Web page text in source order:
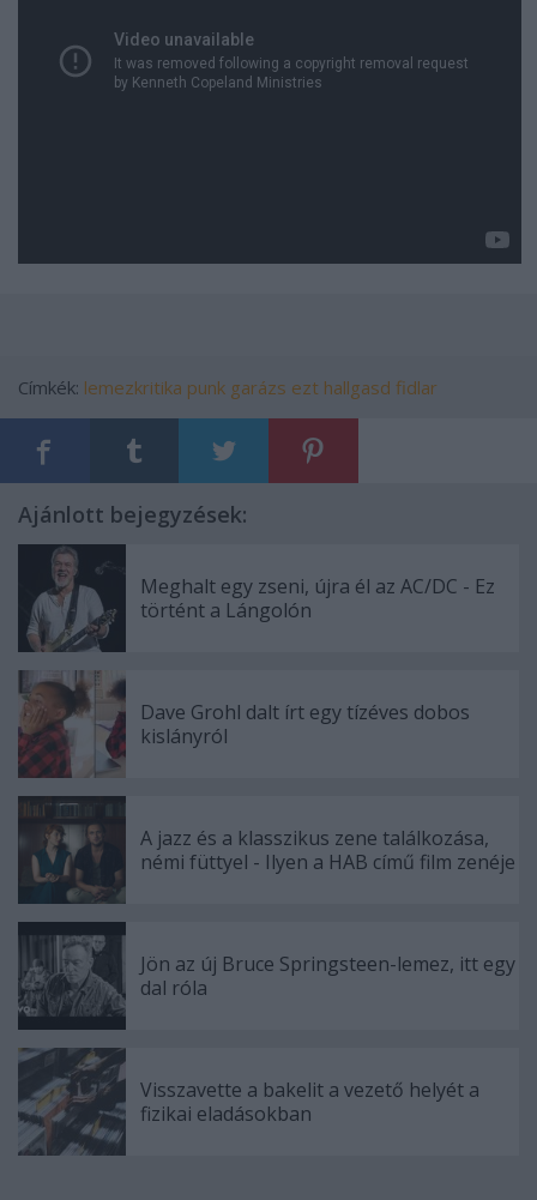
Címkék: lemezkritika punk garázs ezt hallgasd fidlar
Ajánlott bejegyzések:
Meghalt egy zseni, újra él az AC/DC - Ez
történt a Lángolón
Dave Grohl dalt írt egy tízéves dobos
kislányról
A jazz és a klasszikus zene találkozása,
némi füttyel - Ilyen a HAB című film zenéje
Jön az új Bruce Springsteen-lemez, itt egy
dal róla
Visszavette a bakelit a vezető helyét a
fizikai eladásokban